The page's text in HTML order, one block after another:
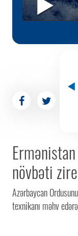
növbəti
Azərbaycan
texnikanı məhv